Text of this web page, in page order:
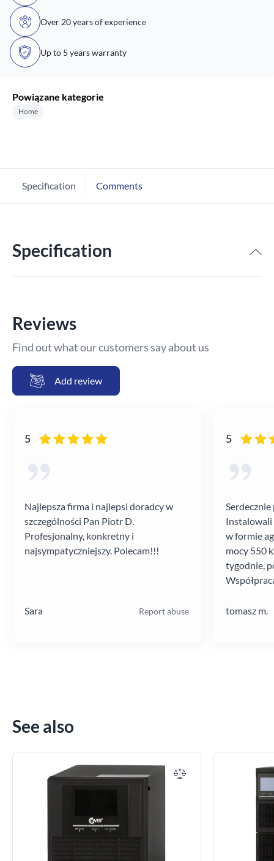
Over 20 years of experience
Up to 5 years warranty
Powiązane kategorie
Home
Specification Comments
Specification
Reviews
Find out what our customers say about us
Add review
5
Najlepsza firma i najlepsi doradcy w
szczególności Pan Piotr D.
Profesjonalny, konkretny i
najsympatyczniejszy. Polecam!!!
Sara Report abuse
5
Instalowali
w formie
mocy 550
tygodnie,
tomasz m.
See also